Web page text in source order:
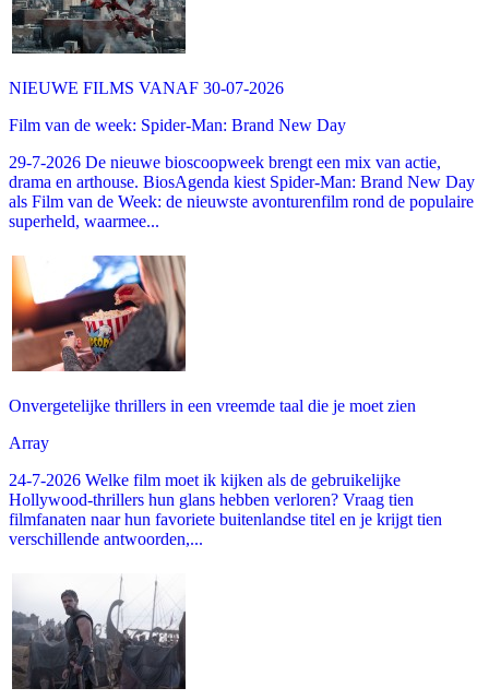
NIEUWE FILMS VANAF 30-07-2026
Film van de week: Spider-Man: Brand New Day
29-7-2026 De nieuwe bioscoopweek brengt een mix van actie,
drama en arthouse. BiosAgenda kiest Spider-Man: Brand New Day
als Film van de Week: de nieuwste avonturenfilm rond de populaire
superheld, waarmee...
Onvergetelijke thrillers in een vreemde taal die je moet zien
Array
24-7-2026 Welke film moet ik kijken als de gebruikelijke
Hollywood-thrillers hun glans hebben verloren? Vraag tien
filmfanaten naar hun favoriete buitenlandse titel en je krijgt tien
verschillende antwoorden,...